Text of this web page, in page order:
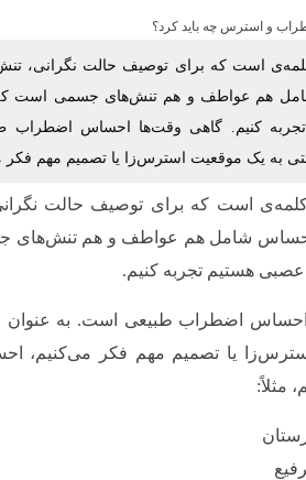
است که برای توصیف حالت نگرانی، تنش
هم عواطف و هم تنش‌های جسمی است
کنیم. گاهی وقت‌ها احساس اضطراب
به یک موقعیت استرس‌زا یا تصمیم مهم فکر
است که برای توصیف حالت
شامل هم عواطف و هم
عصبی هستیم تجربه کنیم.
اضطراب طبیعی است. به عنوان
یا تصمیم مهم فکر می‌کنیم،
مثلاً: